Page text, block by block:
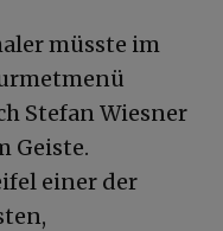
müsste im
Stefan Wiesner
Geiste.
einer der